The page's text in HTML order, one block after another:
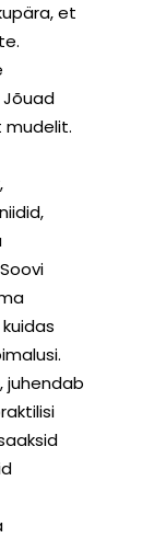
et
Jõuad
mudelit.
juhendab